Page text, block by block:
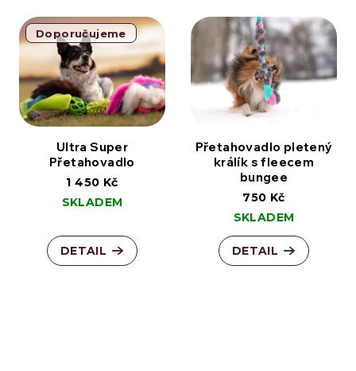
Doporučujeme
Ultra Super
Přetahovadlo
1 450 Kč
SKLADEM
DETAIL
Přetahovadlo pletený
králík s fleecem
bungee
750 Kč
SKLADEM
DETAIL